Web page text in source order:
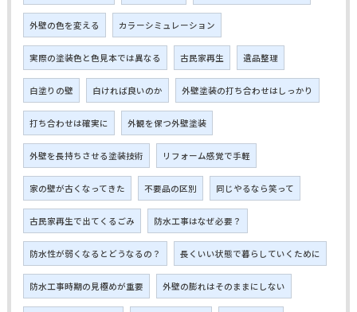
外壁の色を変える カラーシミュレーション
実際の塗装色と色見本では異なる 古民家再生 遺品整理
白塗りの壁 白ければ良いのか 外壁塗装の打ち合わせはしっかり
打ち合わせは確実に 外観を保つ外壁塗装
外壁を長持ちさせる塗装技術 リフォーム感覚で手軽
家の壁が古くなってきた 不要品の区別 同じやるなら笑って
古民家再生で出てくるごみ 防水工事はなぜ必要？
防水性が弱くなるとどうなるの？ 長くいい状態で暮らしていくために
防水工事時期の見極めが重要 外壁の膨れはそのままにしない